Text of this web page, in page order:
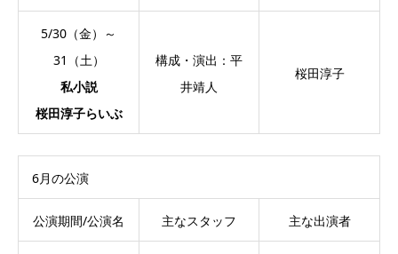
5/30（金）～
31（土）
私小説
桜田淳子らいぶ
構成・演出：平
井靖人
桜田淳子
6月の公演
公演期間/公演名 主なスタッフ 主な出演者